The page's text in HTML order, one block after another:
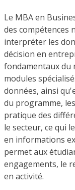
Le MBA en
des compétences
interpréter les
décision en
fondamentaux du
modules
données, ainsi
du programme,
pratique des
le secteur, ce qui
en informations
permet aux
engagements, le
en activité.